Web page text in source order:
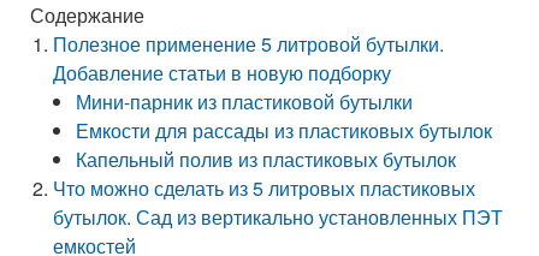
Содержание
Полезное применение 5 литровой бутылки.
Добавление статьи в новую подборку
Мини-парник из пластиковой бутылки
Емкости для рассады из пластиковых бутылок
Капельный полив из пластиковых бутылок
Что можно сделать из 5 литровых пластиковых
бутылок. Сад из вертикально установленных ПЭТ
емкостей